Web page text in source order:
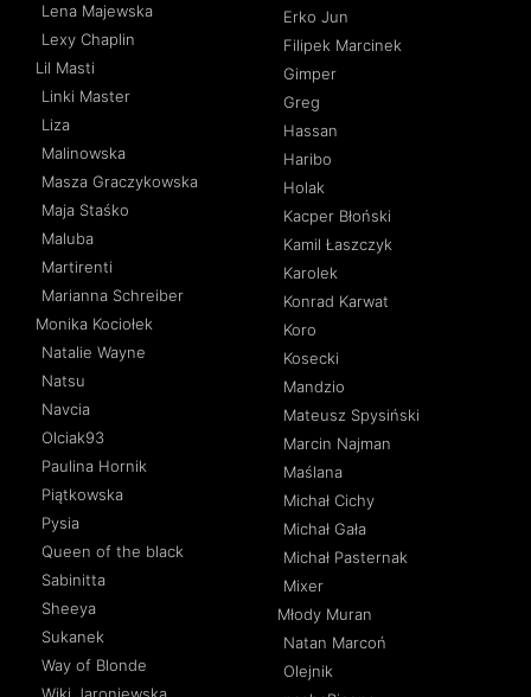
Lena Majewska
Lexy Chaplin
Lil Masti
Linki Master
Liza
Malinowska
Masza Graczykowska
Maja Staśko
Maluba
Martirenti
Marianna Schreiber
Monika Kociołek
Natalie Wayne
Natsu
Navcia
Olciak93
Paulina Hornik
Piątkowska
Pysia
Queen of the black
Sabinitta
Sheeya
Sukanek
Way of Blonde
Erko Jun
Filipek Marcinek
Gimper
Greg
Hassan
Haribo
Holak
Kacper Błoński
Kamil Łaszczyk
Karolek
Konrad Karwat
Koro
Kosecki
Mandzio
Mateusz Spysiński
Marcin Najman
Maślana
Michał Cichy
Michał Gała
Michał Pasternak
Mixer
Młody Muran
Natan Marcoń
Olejnik